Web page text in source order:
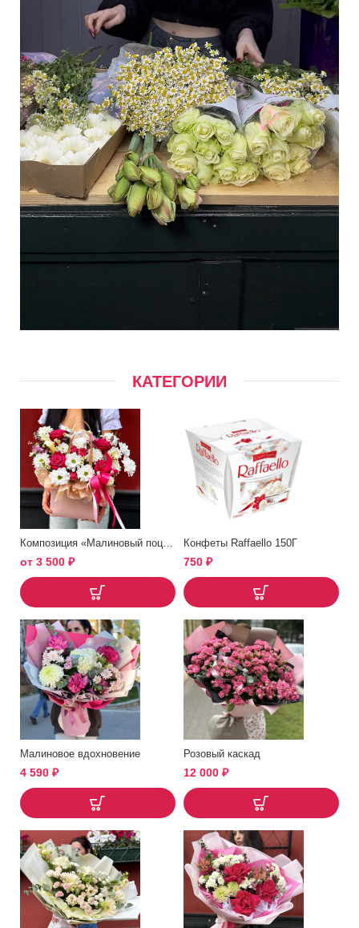
КАТЕГОРИИ
от 3 500 ₽
Конфеты Raffaello 150Г
750 ₽
Малиновое вдохновение
4 590 ₽
Розовый каскад
12 000 ₽